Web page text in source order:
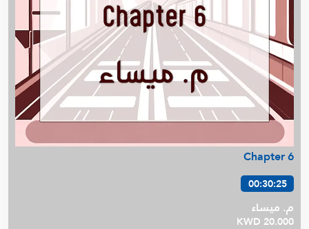
Chapter 6
00:30:25
م. ميساء
KWD 20.000